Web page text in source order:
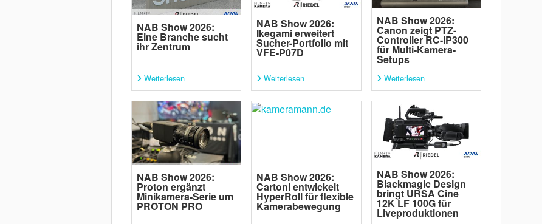
NAB Show 2026:
Eine Branche sucht
ihr Zentrum
Weiterlesen
NAB Show 2026:
Ikegami erweitert
Sucher-Portfolio mit
VFE-P07D
Weiterlesen
NAB Show 2026:
Canon zeigt PTZ-
Controller RC-IP300
für Multi-Kamera-
Setups
Weiterlesen
NAB Show 2026:
Proton ergänzt
Minikamera-Serie um
PROTON PRO
NAB Show 2026:
Cartoni entwickelt
HyperRoll für flexible
Kamerabewegung
NAB Show 2026:
Blackmagic Design
bringt URSA Cine
12K LF 100G für
Liveproduktionen